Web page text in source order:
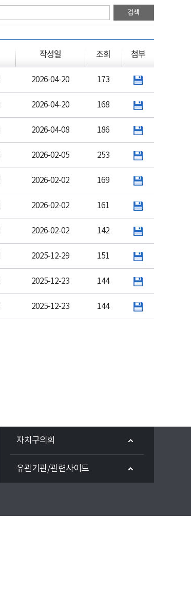
작성일 조회 첨부
2026-04-20 173
2026-04-20 168
2026-04-08 186
2026-02-05 253
2026-02-02 169
2026-02-02 161
2026-02-02 142
2025-12-29 151
2025-12-23 144
2025-12-23 144
자치구의회
유관기관/관련사이트